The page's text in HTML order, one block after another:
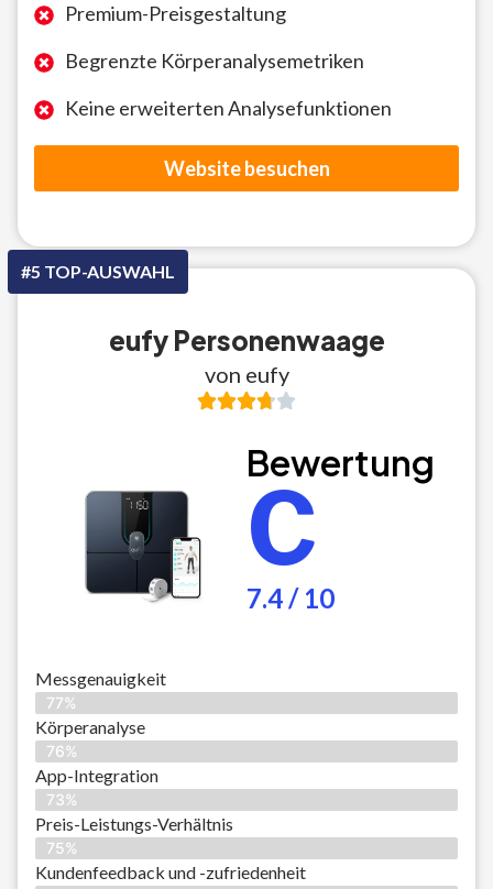
Premium-Preisgestaltung
Begrenzte Körperanalysemetriken
Keine erweiterten Analysefunktionen
Website besuchen
#5 TOP-AUSWAHL
eufy Personenwaage
von eufy
Bewertung
C
7.4 / 10
Messgenauigkeit
77%
Körperanalyse
76%
App-Integration
73%
Preis-Leistungs-Verhältnis
75%
Kundenfeedback und -zufriedenheit